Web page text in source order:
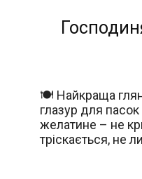
🍽️ Найкраща
глазур для
желатине – не
тріскається, не